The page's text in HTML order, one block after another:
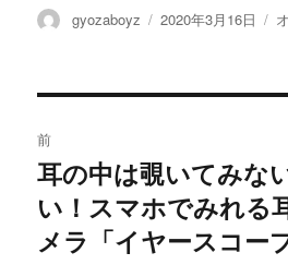
c
b
o
k
it
r
se
g
ai e
投
gyozaboyz
投
2020年3月16日
カ
稿
ナ
ビ
前
過
去
の
耳の中は覗いてみな
い！スマホでみれる
メラ「イヤースコー